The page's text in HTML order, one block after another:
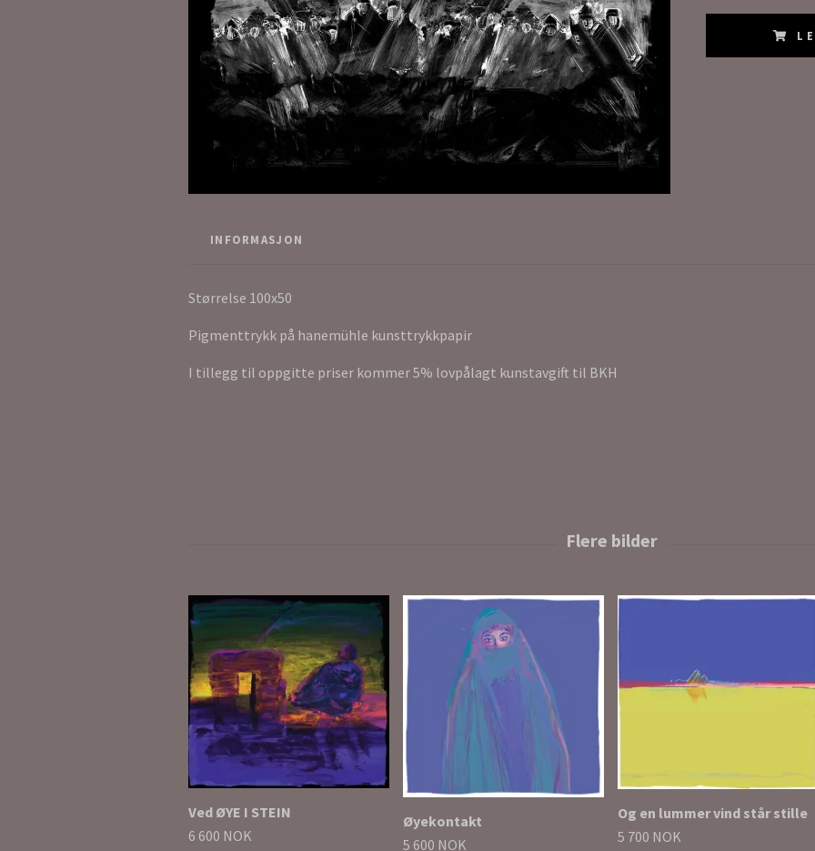
INFORMASJON
Størrelse 100x50
Pigmenttrykk på hanemühle kunsttrykkpapir
I tillegg til oppgitte priser kommer 5% lovpålagt kunstavgift til BKH
Ved ØYE I STEIN
6 600 NOK
Øyekontakt
5 600 NOK
Og en lummer vind står stille
5 700 NOK